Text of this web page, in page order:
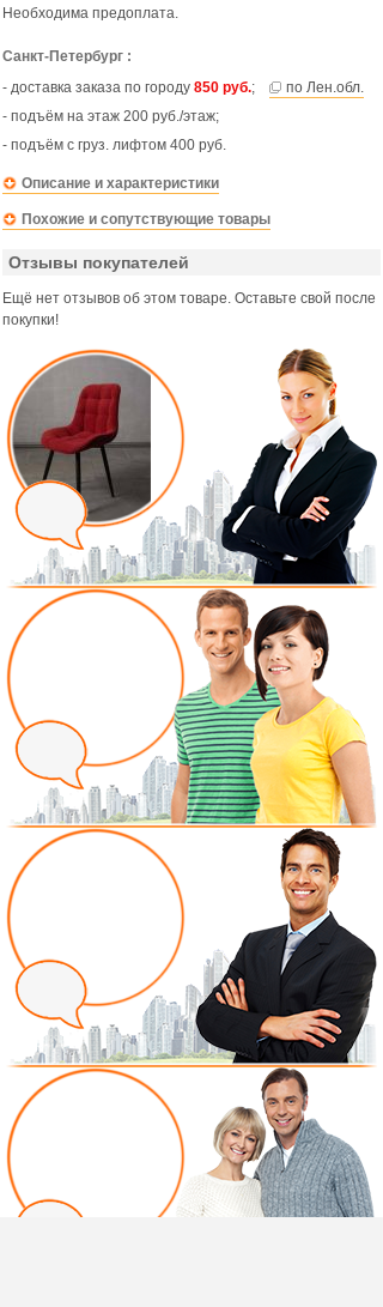
Необходима предоплата.
Санкт-Петербург :
- доставка заказа по городу 850 руб.;
по Лен.обл.
- подъём на этаж 200 руб./этаж;
- подъём с груз. лифтом 400 руб.
Описание и характеристики
Похожие и сопутствующие товары
Отзывы покупателей
Ещё нет отзывов об этом товаре. Оставьте свой после
покупки!